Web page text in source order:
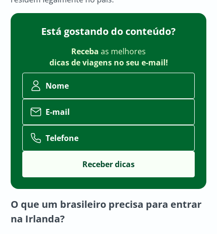
Está gostando do conteúdo?
Receba as melhores
dicas de viagens no seu e-mail!
Nome
E-mail
Telefone
O que um brasileiro precisa para entrar
na Irlanda?